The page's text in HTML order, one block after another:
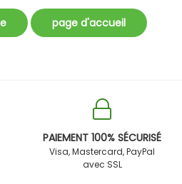
PAIEMENT 100% SÉCURISÉ
Visa, Mastercard, PayPal
avec SSL